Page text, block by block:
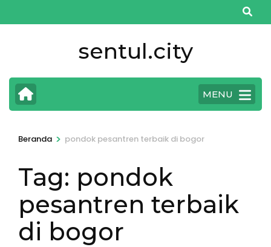
ke
Enter)
sentul.city
MENU
Beranda > pondok pesantren terbaik di bogor
Tag: pondok
pesantren terbaik
di bogor